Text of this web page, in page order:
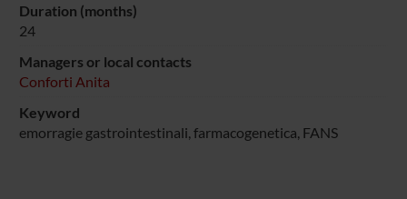
Duration (months)
24
Managers or local contacts
Conforti Anita
Keyword
emorragie gastrointestinali, farmacogenetica, FANS